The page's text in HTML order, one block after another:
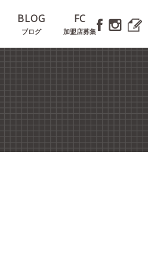
BLOG
ブログ
FC
加盟店募集